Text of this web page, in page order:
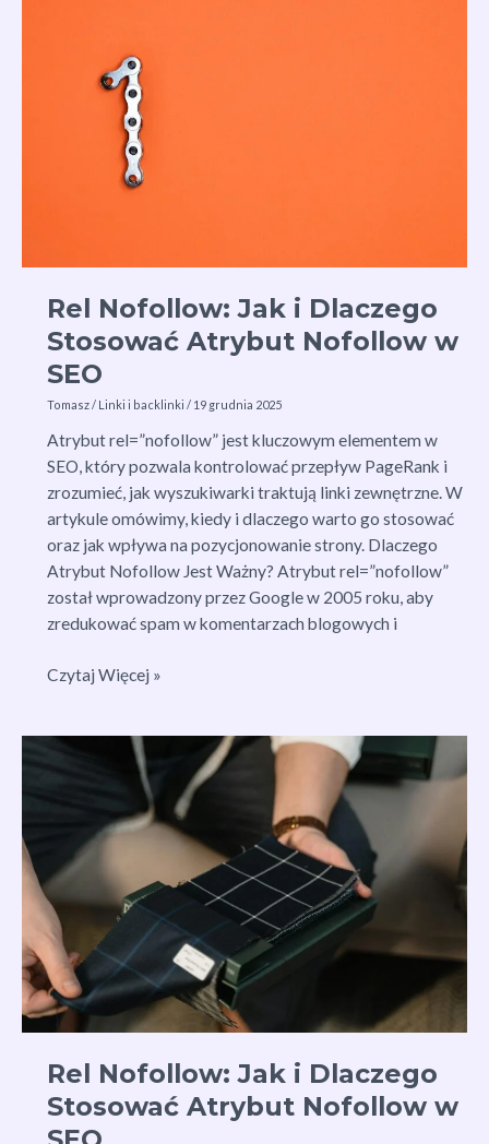
Rel Nofollow: Jak i Dlaczego
Stosować Atrybut Nofollow w
SEO
Tomasz/ Linki i backlinki / 19 grudnia 2025
Atrybut rel=”nofollow” jest kluczowym elementem w
SEO, który pozwala kontrolować przepływ PageRank i
zrozumieć, jak wyszukiwarki traktują linki zewnętrzne. W
artykule omówimy, kiedy i dlaczego warto go stosować
oraz jak wpływa na pozycjonowanie strony. Dlaczego
Atrybut Nofollow Jest Ważny? Atrybut rel=”nofollow”
został wprowadzony przez Google w 2005 roku, aby
zredukować spam w komentarzach blogowych i
Rel
Dlaczego
Atrybut
Nofollow
w
SEO
Czytaj Więcej »
Rel Nofollow: Jak i Dlaczego
Stosować Atrybut Nofollow w